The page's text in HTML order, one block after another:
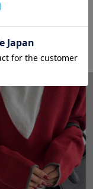
用意しました。